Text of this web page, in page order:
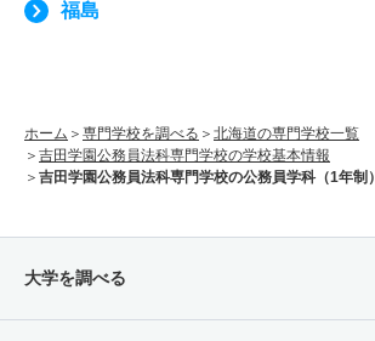
福島
ホーム 専門学校を調べる
北海道の専門学校一覧
吉田学園公務員法科専門学校の学校基本情報
吉田学園公務員法科専門学校の公務員学科（1年制）
大学を調べる